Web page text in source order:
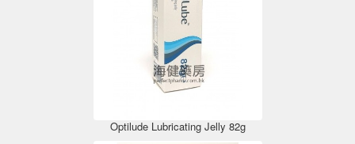
Optilude Lubricating Jelly 82g